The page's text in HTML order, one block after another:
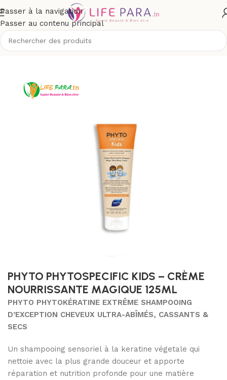
Passer à la navigation
Passer au contenu principal
Accueil/Boutique/Solaires/Crèmes solaires enfant
PHYTO PHYTOSPECIFIC KIDS – CRÈME
NOURRISSANTE MAGIQUE 125ML
PHYTO PHYTOKÉRATINE EXTRÊME SHAMPOOING
D’EXCEPTION CHEVEUX ULTRA-ABÎMÉS, CASSANTS &
SECS
Un shampooing sensoriel à la keratine végetale qui
nettoie avec la plus grande douceur et apporte
réparation et nutrition profonde pour une matière